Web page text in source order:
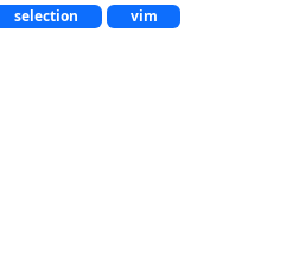
selection vim